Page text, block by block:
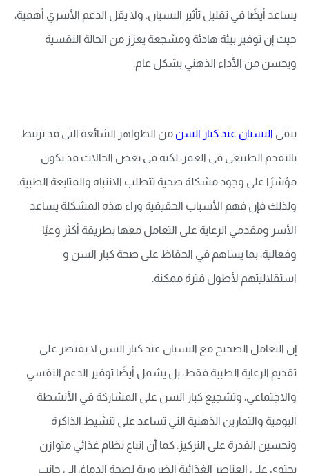
يساعد أيضًا في تقليل تأثير النسيان. ولا يقل الدعم الأسري أهمية،
حيث إن توفير بيئة هادئة ومشجعة يعزز من الحالة النفسية
ويحسن من الأداء الذهني بشكل عام.
يبقى النسيان عند كبار السن من الظواهر الشائعة التي قد ترتبط
بالتقدم الطبيعي في العمر، لكنه في بعض الحالات قد يكون
مؤشرًا على وجود مشكلة صحية تتطلب الانتباه والمتابعة الطبية.
ولذلك فإن فهم الأسباب الحقيقية وراء هذه المشكلة يساعد
الأسر ومقدمي الرعاية على التعامل معها بطريقة أكثر وعيًا
وفعالية، بما يساهم في الحفاظ على صحة كبار السن و
استقلاليتهم لأطول فترة ممكنة.
إن التعامل الصحيح مع النسيان عند كبار السن لا يقتصر على
تقديم الرعاية الطبية فقط، بل يشمل أيضًا توفير الدعم النفسي
والاجتماعي، وتشجيع كبار السن على المشاركة في الأنشطة
اليومية والتمارين الذهنية التي تساعد على تنشيط الذاكرة
وتحسين القدرة على التركيز. كما أن اتباع نظام غذائي متوازن
يحتوي على العناصر الغذائية الضرورية لصحة الدماغ، إلى جانب